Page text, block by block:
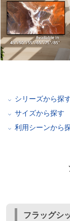
シリーズから探
サイズから探す
利用シーンから
フラッグシ